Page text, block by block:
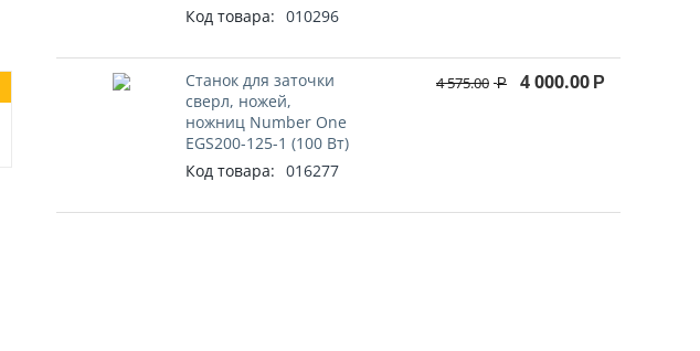
Код товара: 010296
Станок для заточки
сверл, ножей,
ножниц Number One
EGS200-125-1 (100 Вт)
Код товара: 016277
4 575.00 Р 4 000.00 Р